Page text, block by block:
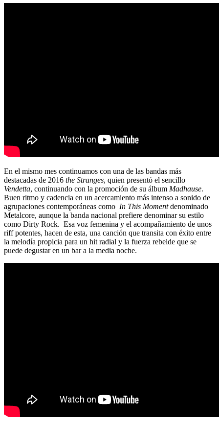
En el mismo mes continuamos con una de las bandas más
destacadas de 2016 the Stranges, quien presentó el sencillo
Vendetta, continuando con la promoción de su álbum Madhause.
Buen ritmo y cadencia en un acercamiento más intenso a sonido de
agrupaciones contemporáneas como In This Momentdenominado
Metalcore, aunque la banda nacional prefiere denominar su estilo
como Dirty Rock. Esa voz femenina y el acompañamiento de unos
riff potentes, hacen de esta, una canción que transita con éxito entre
la melodía propicia para un hit radial y la fuerza rebelde que se
puede degustar en un bar a la media noche.